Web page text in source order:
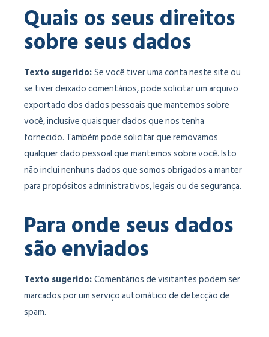
Quais os seus direitos
sobre seus dados
Texto sugerido:Se você tiver uma conta neste site ou
se tiver deixado comentários, pode solicitar um arquivo
exportado dos dados pessoais que mantemos sobre
você, inclusive quaisquer dados que nos tenha
fornecido. Também pode solicitar que removamos
qualquer dado pessoal que mantemos sobre você. Isto
não inclui nenhuns dados que somos obrigados a manter
para propósitos administrativos, legais ou de segurança.
Para onde seus dados
são enviados
Texto sugerido:Comentários de visitantes podem ser
marcados por um serviço automático de detecção de
spam.